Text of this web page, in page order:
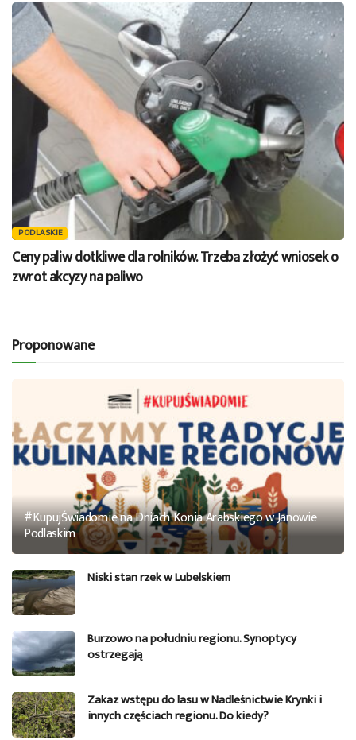
PODLASKIE
Ceny paliw dotkliwe dla rolników. Trzeba złożyć wniosek o
zwrot akcyzy na paliwo
Proponowane
#KupujŚwiadomie na Dniach Konia Arabskiego w Janowie
Podlaskim
Niski stan rzek w Lubelskiem
Burzowo na południu regionu. Synoptycy
ostrzegają
Zakaz wstępu do lasu w Nadleśnictwie Krynki i
innych częściach regionu. Do kiedy?